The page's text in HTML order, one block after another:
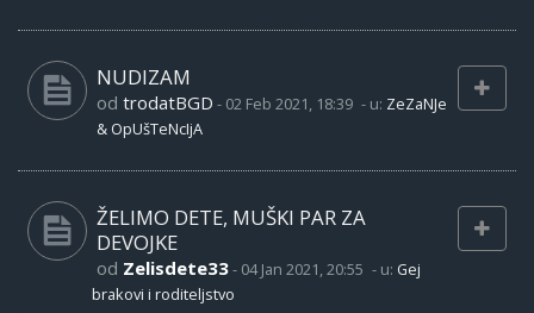
NUDIZAM
od trodatBGD - 02 Feb 2021, 18:39 - u: ZeZaNJe
& OpUšTeNcIjA
ŽELIMO DETE, MUŠKI PAR ZA
DEVOJKE
od Zelisdete33- 04 Jan 2021, 20:55 - u: Gej
brakovi i roditeljstvo